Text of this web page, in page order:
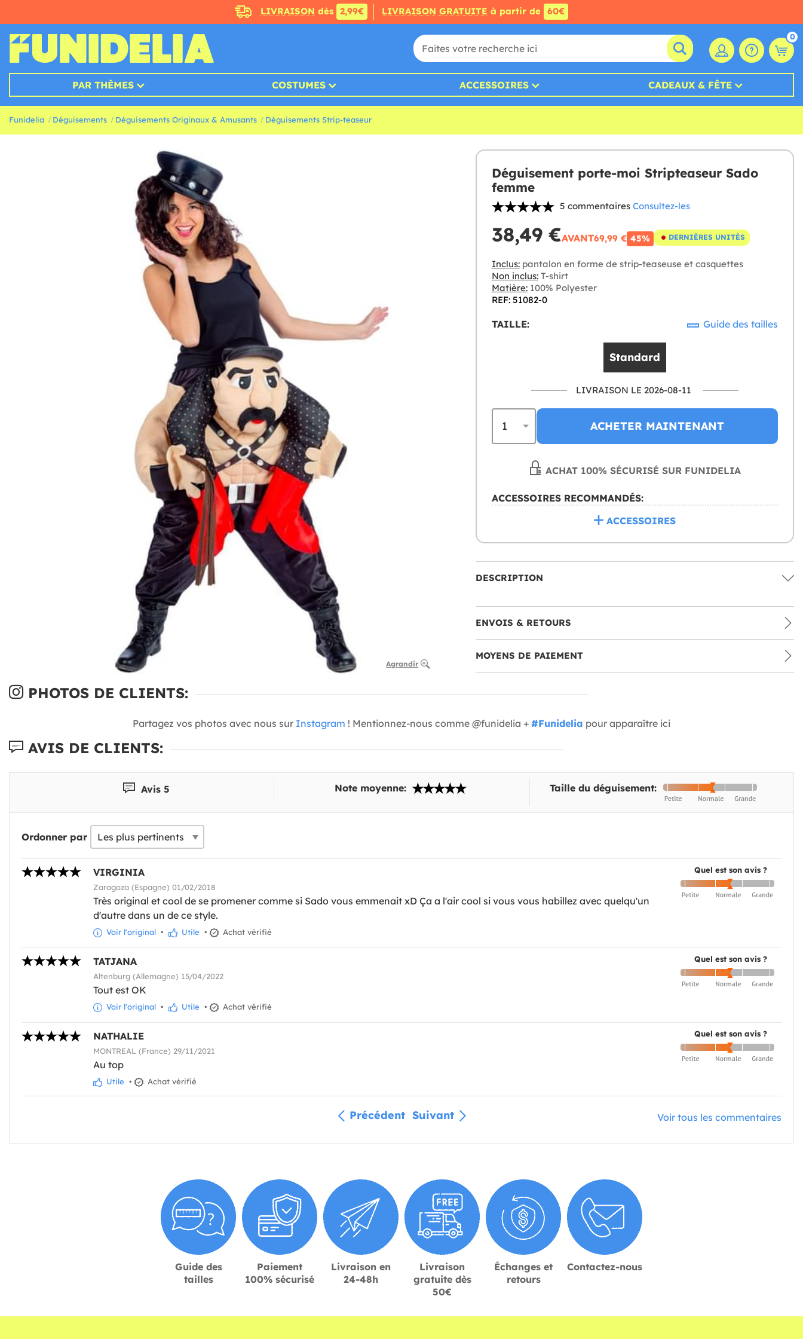
LIVRAISON dès 2,99€ LIVRAISON GRATUITE à partir de 60€
0
PAR THÈMES COSTUMES ACCESSOIRES CADEAUX & FÊTE
Funidelia Déguisements Déguisements Originaux & Amusants Déguisements Strip-teaseur
Agrandir
Déguisement porte-moi Stripteaseur Sado
femme
5 commentaires Consultez-les
38,49 €AVANT69,99 € 45% DERNIÈRES UNITÉS
Inclus:pantalon en forme de strip-teaseuse et casquettes
Non inclus:T-shirt
Matière:100% Polyester
REF: 51082-0
TAILLE: Guide des tailles
Standard
LIVRAISON LE 2026-08-11
ACHETER MAINTENANT
ACHAT 100% SÉCURISÉ SUR FUNIDELIA
ACCESSOIRES RECOMMANDÉS:
ACCESSOIRES
DESCRIPTION
ENVOIS & RETOURS
MOYENS DE PAIEMENT
PHOTOS DE CLIENTS:
Partagez vos photos avec nous sur Instagram ! Mentionnez-nous comme @funidelia + #Funidelia pour apparaître ici
AVIS DE CLIENTS:
Avis 5 Note moyenne: Taille du déguisement:
Ordonner par
Quel est son avis ?
VIRGINIA
Zaragoza (Espagne) 01/02/2018
Très original et cool de se promener comme si Sado vous emmenait xD Ça a l'air cool si vous vous habillez avec quelqu'un
d'autre dans un de ce style.
Voir l'original • Utile • Achat vérifié
Quel est son avis ?
TATJANA
Altenburg (Allemagne) 15/04/2022
Tout est OK
Voir l'original • Utile • Achat vérifié
Quel est son avis ?
NATHALIE
MONTREAL (France) 29/11/2021
Au top
Utile • Achat vérifié
Précédent Suivant Voir tous les commentaires
Guide des
tailles
Paiement
100% sécurisé
Livraison en
24-48h
Livraison
gratuite dès
50€
Échanges et
retours
Contactez-nous